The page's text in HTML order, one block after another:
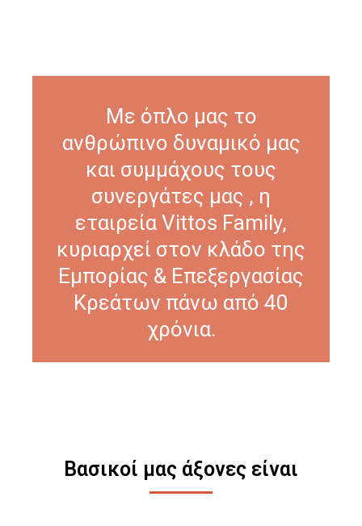
Με όπλο μας το
ανθρώπινο δυναμικό μας
και συμμάχους τους
συνεργάτες μας , η
εταιρεία Vittos Family,
κυριαρχεί στον κλάδο της
Εμπορίας & Επεξεργασίας
Κρεάτων πάνω από 40
χρόνια.
Βασικοί μας άξονες είναι